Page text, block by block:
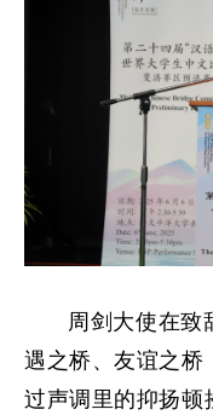
周剑大使在致
遇之桥、友谊之桥
过声调里的抑扬顿